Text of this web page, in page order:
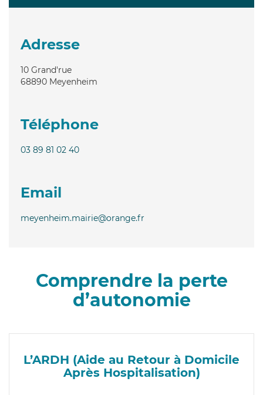
Adresse
10 Grand'rue
68890 Meyenheim
Téléphone
03 89 81 02 40
Email
meyenheim.mairie@orange.fr
Comprendre la perte
d’autonomie
L’ARDH (Aide au Retour à Domicile
Après Hospitalisation)